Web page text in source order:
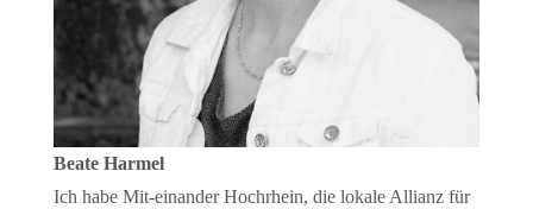
Beate Harmel
Ich habe Mit-einander Hochrhein, die lokale Allianz für